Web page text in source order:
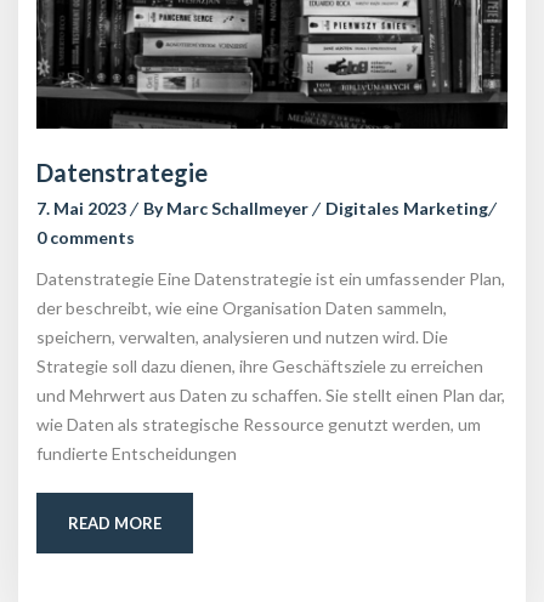
Datenstrategie
7. Mai 2023 By Marc Schallmeyer
Digitales Marketing
0 comment
Datenstrategie Eine Datenstrategie ist ein umfassender Plan,
der beschreibt, wie eine Organisation Daten sammeln,
peichern, verwalten, analysieren und nutzen wird. Die
Strategie soll dazu dienen, ihre Geschäftsziele zu erreichen
und Mehrwert aus Daten zu schaffen. Sie stellt einen Plan dar,
wie Daten als strategische Ressource genutzt werden, um
fundierte Entscheidungen
READ MORE